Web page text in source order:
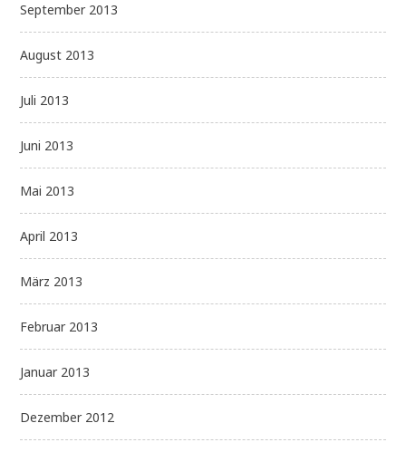
September 2013
August 2013
Juli 2013
Juni 2013
Mai 2013
April 2013
März 2013
Februar 2013
Januar 2013
Dezember 2012